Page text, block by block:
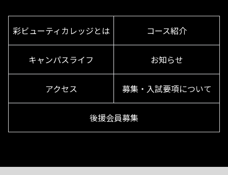
彩ビューティカレッジとは コース紹介
キャンパスライフ お知らせ
アクセス 募集・入試要項について
後援会員募集